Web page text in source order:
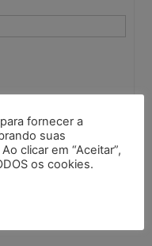
fornecer a
suas
clicar em “Aceitar”,
os cookies.